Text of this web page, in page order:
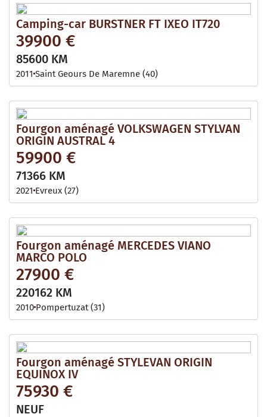
Camping-car BURSTNER FT IXEO IT720
39900 €
85600 KM
2011 Saint Geours De Maremne (40)
Fourgon aménagé VOLKSWAGEN STYLVAN
ORIGIN AUSTRAL 4
59900 €
71366 KM
2021 Evreux (27)
Fourgon aménagé MERCEDES VIANO
MARCO POLO
27900 €
220162 KM
2010 Pompertuzat (31)
Fourgon aménagé STYLEVAN ORIGIN
EQUINOX IV
75930 €
NEUF